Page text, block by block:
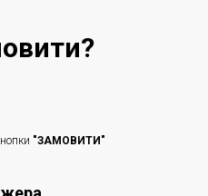
"ЗАМОВИТИ"